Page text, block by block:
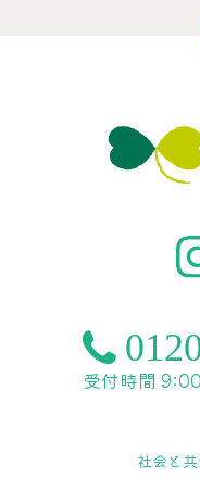
受付時間
社会と